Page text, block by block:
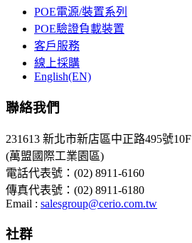
POE電源/裝置系列
POE驗證負載裝置
客戶服務
線上採購
English(EN)
聯絡我們
231613 新北市新店區中正路495號10F
(萬盟國際工業園區)
電話代表號：(02) 8911-6160
傳真代表號：(02) 8911-6180
Email : salesgroup@cerio.com.tw
社群